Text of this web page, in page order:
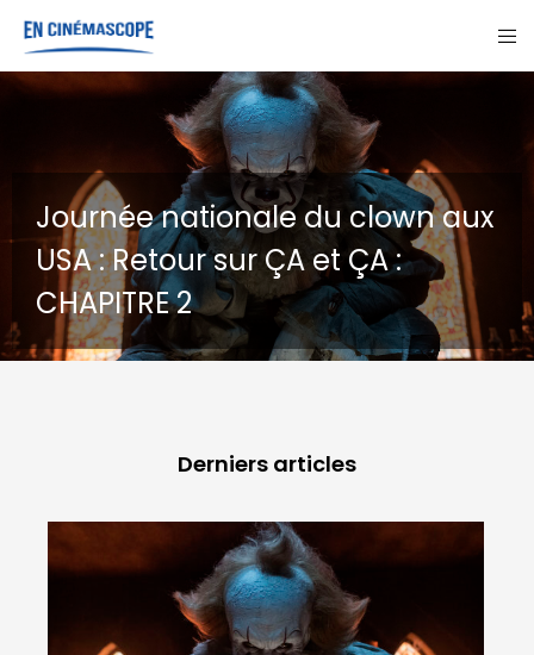
du clown aux
sur ÇA et ÇA :
GOHAN
destins
Derniers articles